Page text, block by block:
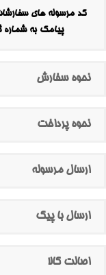
کد مرسوله های
پیامک به
نحوه سفارش
نحوه پرداخت
ارسال مرسوله
ارسال با پیک
اصالت کالا